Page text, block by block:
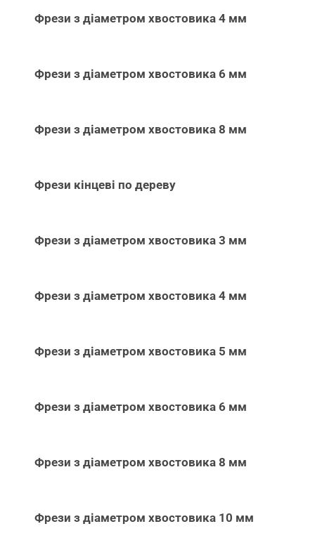
Фрези з діаметром хвостовика 4 мм
Фрези з діаметром хвостовика 6 мм
Фрези з діаметром хвостовика 8 мм
Фрези кінцеві по дереву
Фрези з діаметром хвостовика 3 мм
Фрези з діаметром хвостовика 4 мм
Фрези з діаметром хвостовика 5 мм
Фрези з діаметром хвостовика 6 мм
Фрези з діаметром хвостовика 8 мм
Фрези з діаметром хвостовика 10 мм